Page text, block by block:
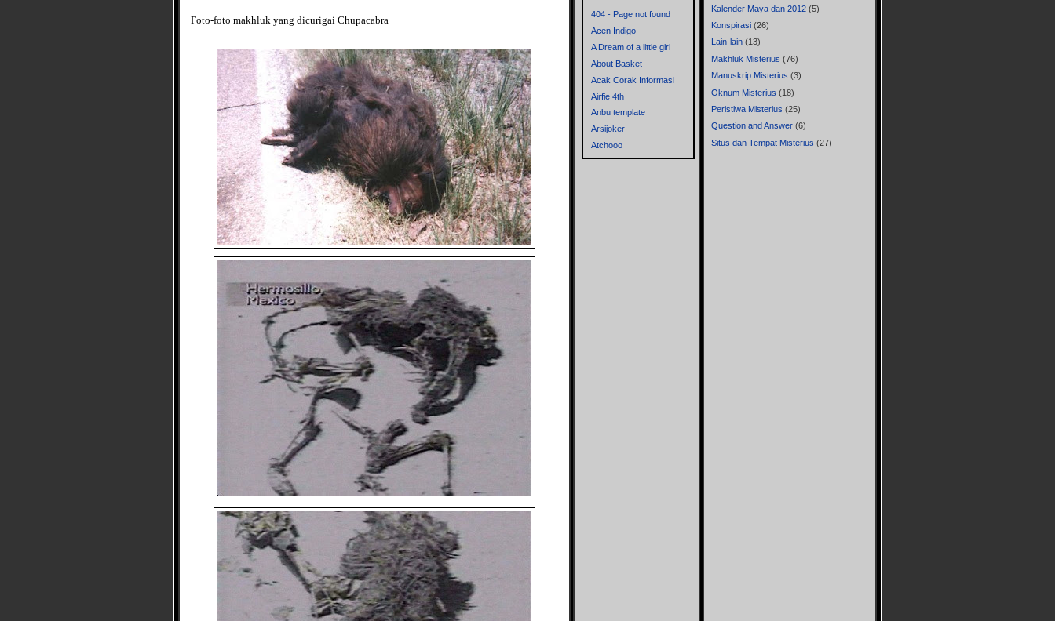
Foto-foto makhluk yang dicurigai Chupacabra
Mystery of the World
Rensen Blog
Sisi Lain
404 - Page not found
Acen Indigo
A Dream of a little girl
About Basket
Acak Corak Informasi
Airfie 4th
Anbu template
Arsijoker
Atchooo
Bahrul Ulum Dot Com
Kalender Maya dan 2012 (5)
Konspirasi (26)
Lain-lain (13)
Makhluk Misterius (76)
Manuskrip Misterius (3)
Oknum Misterius (18)
Peristiwa Misterius (25)
Question and Answer (6)
Situs dan Tempat Misterius (27)